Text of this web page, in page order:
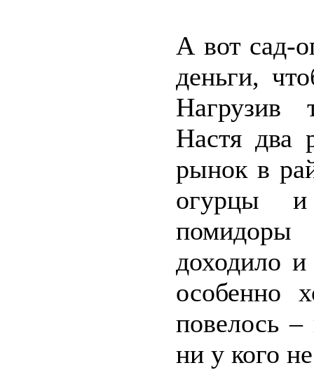
А вот сад-
деньги,
Нагрузив
Настя два
рынок в
огурцы и
доходило и
особенно
повелось –
ни у кого